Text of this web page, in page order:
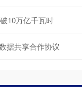
10万亿千瓦时
据共享合作协议